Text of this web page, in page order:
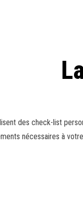
des check-list
nécessaires à